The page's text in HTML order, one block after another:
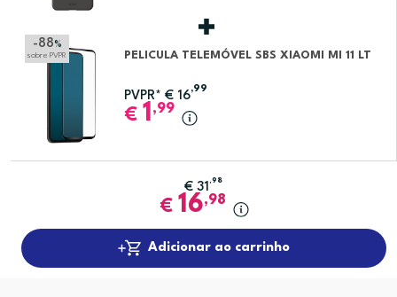
-88 %
sobre PVPR PELICULA TELEMÓVEL SBS XIAOMI MI 11 LT
PVPR* € 16
,99
€ 1 ,99
€ 31 ,98
€ 16,98
Adicionar ao carrinho